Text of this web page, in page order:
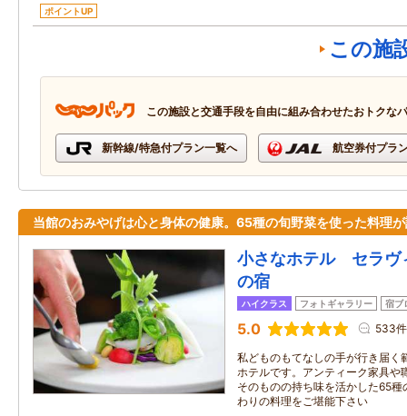
ポイントUP
この施
この施設と交通手段を自由に組み合わせたおトクな
新幹線/特急付プラン一覧へ 航空券付プラ
当館のおみやげは心と身体の健康。65種の旬野菜を使った料理
小さなホテル セラ
の宿
ハイクラス フォトギャラリー 宿ブ
5.0 533件
私どものもてなしの手が行き届く
ホテルです。アンティーク家具や
そのものの持ち味を活かした65
わりの料理をご堪能下さい